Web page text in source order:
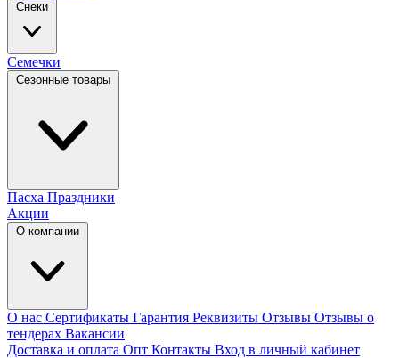
Снеки
Семечки
Сезонные товары
Пасха Праздники
Акции
О компании
О нас Сертификаты Гарантия Реквизиты Отзывы Отзывы о
тендерах Вакансии
Доставка и оплата Опт Контакты Вход в личный кабинет